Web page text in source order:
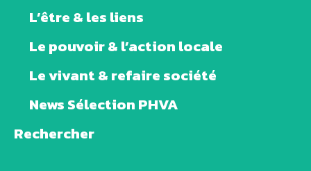
L’être & les liens
Le pouvoir & l’action locale
Le vivant & refaire société
News Sélection PHVA
Rechercher